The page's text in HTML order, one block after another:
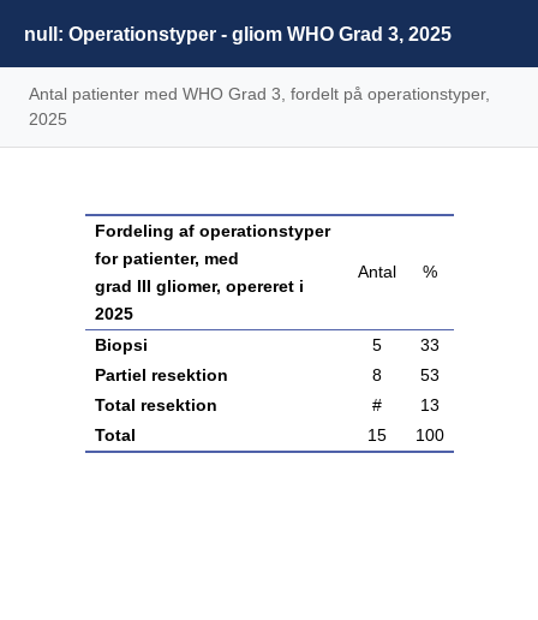
null: Operationstyper - gliom WHO Grad 3, 2025
Antal patienter med WHO Grad 3, fordelt på operationstyper,
2025
Fordeling af operationstyper
for patienter, med
grad III gliomer, opereret i
2025
Antal %
Biopsi 5
33
Partiel resektion
8
53
Total resektion
#
13
Total
15 100